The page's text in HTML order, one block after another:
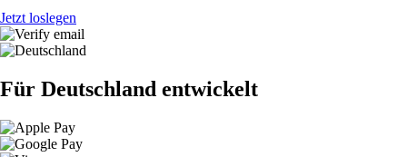
Jetzt loslegen
Für Deutschland entwickelt